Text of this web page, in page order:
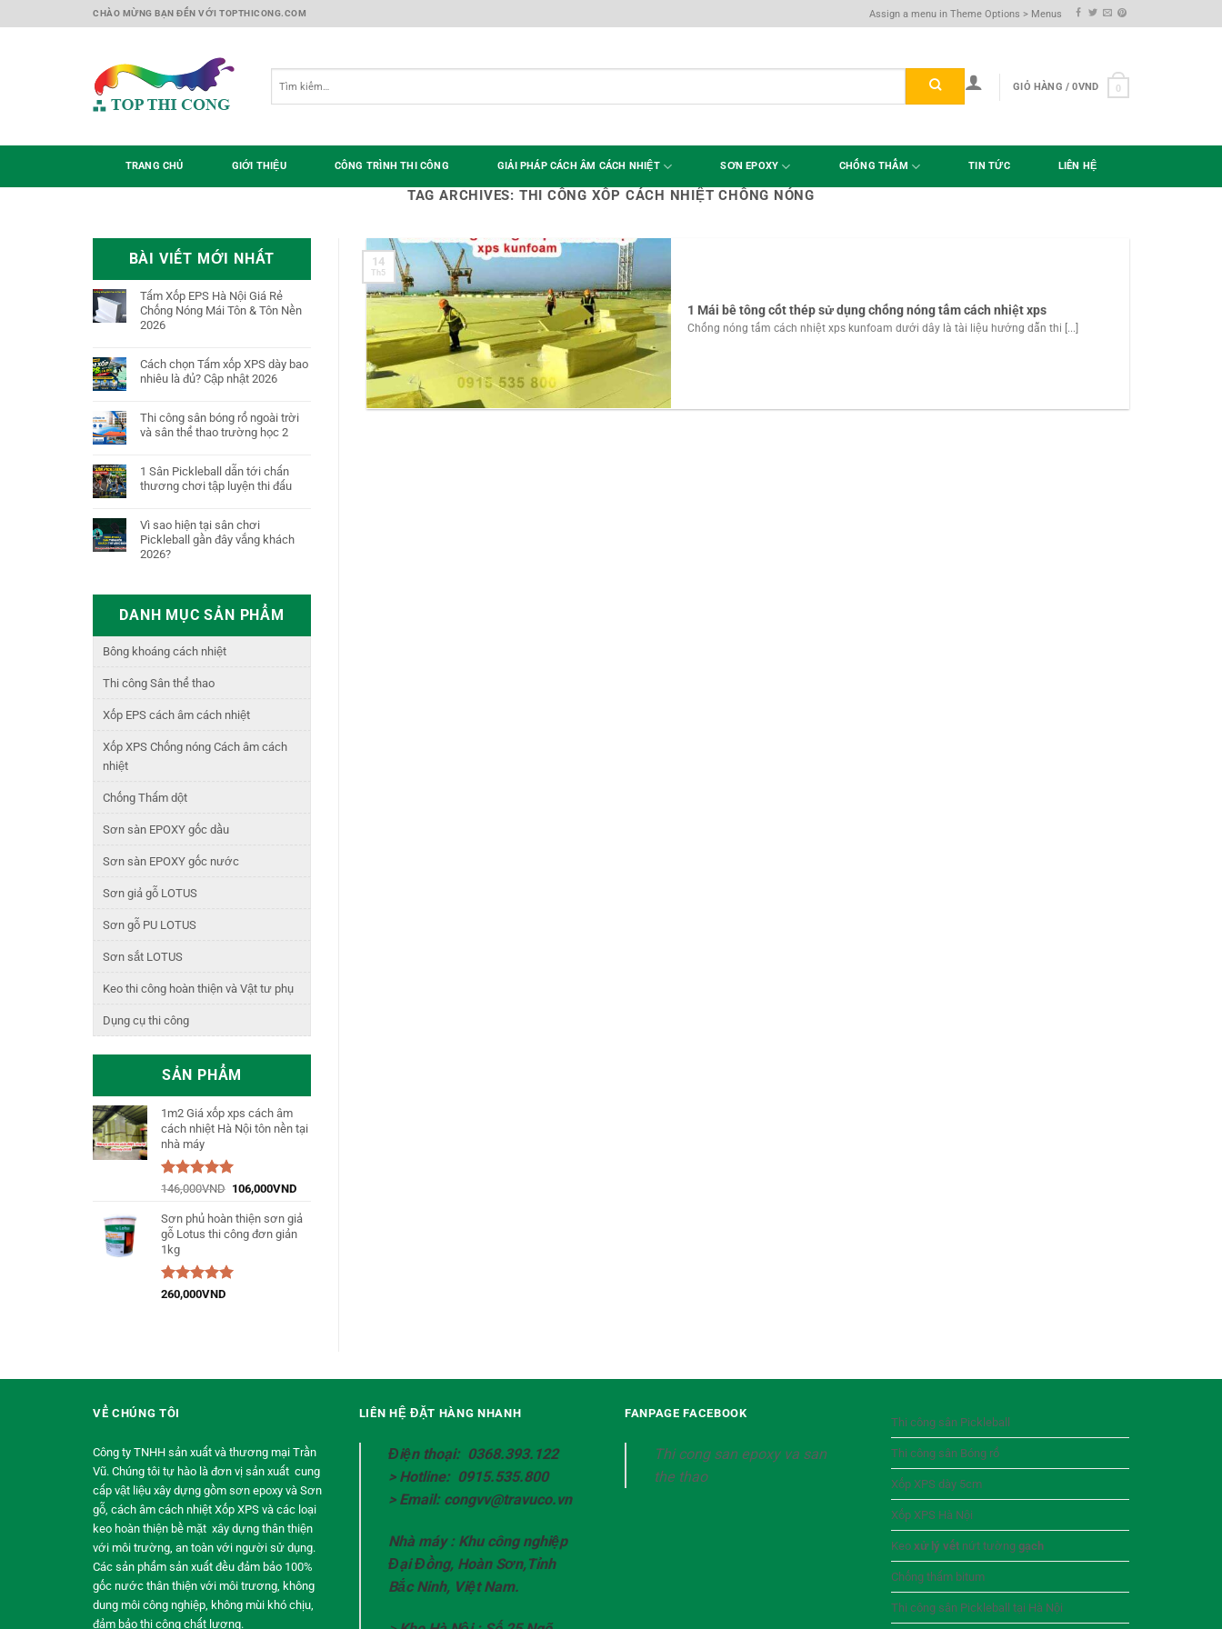
to
CHÀO MỪNG BẠN ĐẾN VỚI TOPTHICONG.COM Assign a menu in Theme Options > Menus
kiếm:
GIỎ HÀNG /0VND 0
TRANG CHỦ GIỚI THIỆU CÔNG TRÌNH THI CÔNG GIẢI PHÁP CÁCH ÂM CÁCH NHIỆT SƠN EPOXY CHỐNG THẤM TIN TỨC LIÊN HỆ
TAG ARCHIVES: THI CÔNG XỐP CÁCH NHIỆT CHỐNG NÓNG
BÀI VIẾT MỚI NHẤT
Tấm Xốp EPS Hà Nội Giá Rẻ
Chống Nóng Mái Tôn & Tôn Nền
2026
Cách chọn Tấm xốp XPS dày bao
nhiêu là đủ? Cập nhật 2026
Thi công sân bóng rổ ngoài trời
và sân thể thao trường học 2
1 Sân Pickleball dẫn tới chấn
thương chơi tập luyện thi đấu
Vì sao hiện tại sân chơi
Pickleball gần đây vắng khách
2026?
DANH MỤC SẢN PHẨM
Bông khoáng cách nhiệt
Thi công Sân thể thao
Xốp EPS cách âm cách nhiệt
Xốp XPS Chống nóng Cách âm cách
nhiệt
Chống Thấm dột
Sơn sàn EPOXY gốc dầu
Sơn sàn EPOXY gốc nước
Sơn giả gỗ LOTUS
Sơn gỗ PU LOTUS
Sơn sắt LOTUS
Keo thi công hoàn thiện và Vật tư phụ
Dụng cụ thi công
SẢN PHẨM
1m2 Giá xốp xps cách âm
cách nhiệt Hà Nội tôn nền tại
nhà máy
Được xếp
sao
146,000VND 106,000VND
Sơn phủ hoàn thiện sơn giả
gỗ Lotus thi công đơn giản
1kg
Được xếp
260,000VND
1 Mái bê tông cốt thép sử dụng chống nóng tấm cách nhiệt xps
Chống nóng tấm cách nhiệt xps kunfoam dưới dây là tài liệu hướng dẫn thi [...]
14
Th5
VỀ CHÚNG TÔI
Công ty TNHH sản xuất và thương mại Trần
Vũ. Chúng tôi tự hào là đơn vị sản xuất cung
cấp vật liệu xây dựng gồm sơn epoxy và Sơn
gỗ, cách âm cách nhiệt Xốp XPS và các loại
keo hoàn thiện bề mặt xây dựng thân thiện
với môi trường, an toàn với người sử dụng.
Các sản phẩm sản xuất đều đảm bảo 100%
gốc nước thân thiện với môi trương, không
dung môi công nghiệp, không mùi khó chịu,
đảm bảo thi công chất lượng.
LIÊN HỆ ĐẶT HÀNG NHANH
Điện thoại: 0368.393.122
> Hotline: 0915.535.800
> Email: congvv@travuco.vn
Nhà máy : Khu công nghiệp
Đại Đồng, Hoàn Sơn,Tỉnh
Bắc Ninh, Việt Nam.
FANPAGE FACEBOOK
Thi cong san epoxy va san
the thao
Thi công sân Pickleball
Thi công sân Bóng rổ
Xốp XPS dày 5cm
Xốp XPS Hà Nội
Keo xử lý vếtnứt tường gạch
Chống thấm bitum
Thi công sân Pickleball tại Hà Nội